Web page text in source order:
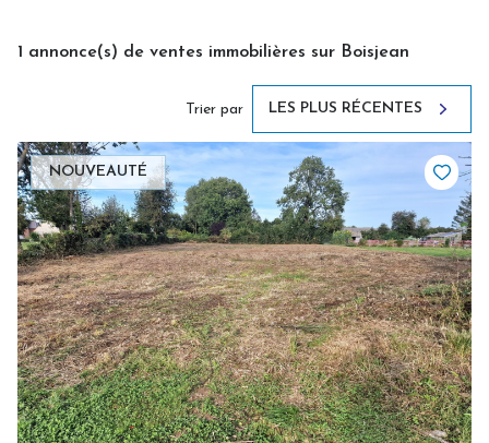
1 annonce(s) de ventes immobilières sur Boisjean
Trier par LES PLUS RÉCENTES
NOUVEAUTÉ